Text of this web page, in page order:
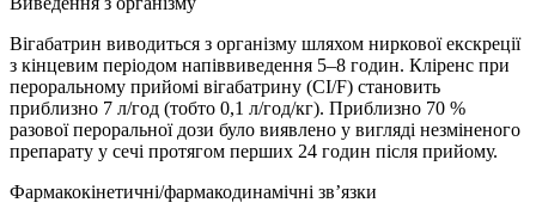
Вігабатрин виводиться з організму шляхом ниркової екскреції
з кінцевим періодом напіввиведення 5–8 годин. Кліренс при
пероральному прийомі вігабатрину (CI/F) становить
приблизно 7 л/год (тобто 0,1 л/год/кг). Приблизно 70 %
разової пероральної дози було виявлено у вигляді незміненого
препарату у сечі протягом перших 24 годин після прийому.
Фармакокінетичні/фармакодинамічні зв’язки